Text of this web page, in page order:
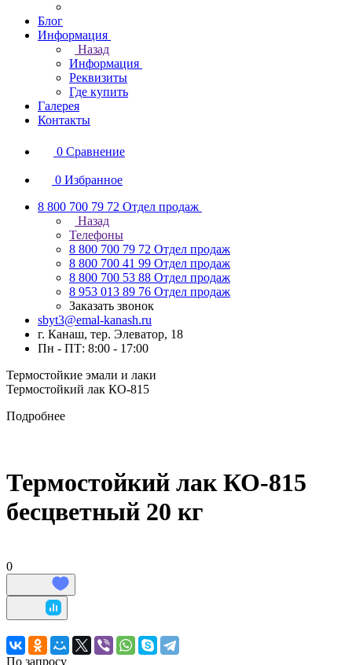
Блог
Информация
Назад
Информация
Реквизиты
Где купить
Галерея
Контакты
0 Сравнение
0 Избранное
8 800 700 79 72 Отдел продаж
Назад
Телефоны
8 800 700 79 72 Отдел продаж
8 800 700 41 99 Отдел продаж
8 800 700 53 88 Отдел продаж
8 953 013 89 76 Отдел продаж
Заказать звонок
sbyt3@emal-kanash.ru
г. Канаш, тер. Элеватор, 18
Пн - ПТ: 8:00 - 17:00
Термостойкие эмали и лаки
Термостойкий лак КО-815
Подробнее
Термостойкий лак КО-815
бесцветный 20 кг
0
По запросу